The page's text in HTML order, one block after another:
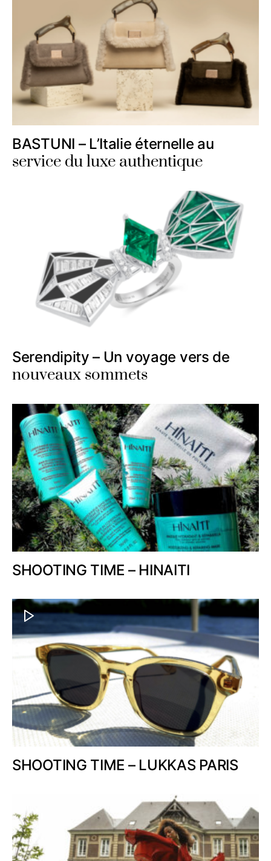
BASTUNI – L’Italie éternelle au
service du luxe authentique
Serendipity – Un voyage vers de
nouveaux sommets
SHOOTING TIME – HINAITI
SHOOTING TIME – LUKKAS PARIS